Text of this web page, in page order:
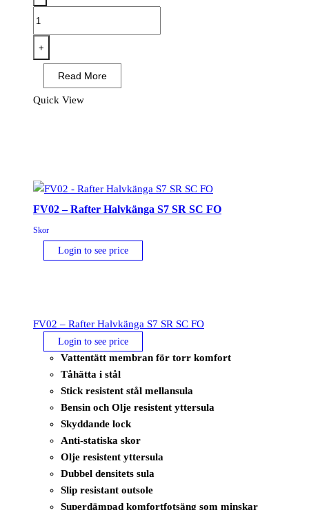
Girder
komposit
mellanstövel
S3S
mängd
+
Read More
Quick View
FV02 – Rafter Halvkänga S7 SR SC FO
Skor
Login to see price
FV02 – Rafter Halvkänga S7 SR SC FO
Login to see price
Vattentätt membran för torr komfort
Tåhätta i stål
Stick resistent stål mellansula
Bensin och Olje resistent yttersula
Skyddande lock
Anti-statiska skor
Olje resistent yttersula
Dubbel densitets sula
Slip resistant outsole
Superdämpad komfortfotsäng som minskar